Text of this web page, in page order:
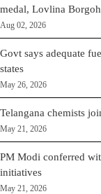
medal, Lovlina
Aug 02, 2026
Govt says adequate
states
May 26, 2026
Telangana chemists
May 21, 2026
PM Modi conferred
initiatives
May 21, 2026